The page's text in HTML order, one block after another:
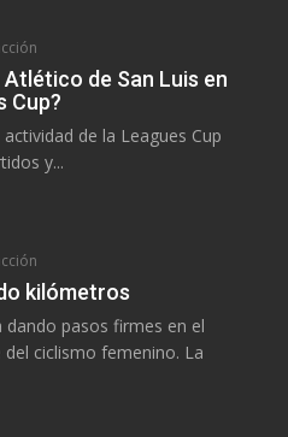
de San Luis en
Cup?
de la Leagues Cup
y...
kilómetros
pasos firmes en el
ciclismo femenino. La